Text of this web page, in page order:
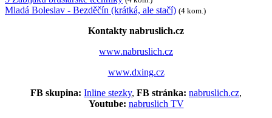
Mladá Boleslav - Bezděčín (krátká, ale stačí) (4 kom.)
Kontakty nabruslich.cz
www.nabruslich.cz
www.dxing.cz
FB skupina: Inline stezky, FB stránka: nabruslich.cz,
Youtube: nabruslich TV